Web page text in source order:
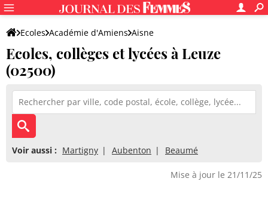
Ecoles Académie d'Amiens Aisne
Ecoles, collèges et lycées à Leuze
(02500)
Voir aussi : Martigny Aubenton Beaumé
Mise à jour le 21/11/25